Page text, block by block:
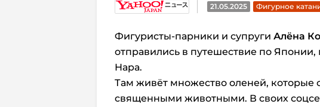
21.05.2025 Фигурное
Фигуристы-парники и супруги Алёна
отправились в путешествие по Японии,
Нара.
Там живёт множество оленей, которые
священными животными. В своих